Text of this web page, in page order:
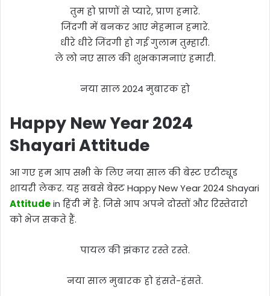
तुम हो प्राणों से प्यारे, प्राण हमारे.
जिंदगी में बनकर आए मेहमान हमारे.
धीरे धीरे जिंदगी हो गई गुलाम तुम्हारी.
ले लो नए साल की शुभकामनाएं हमारी.
नया साल 2024 मुबारक हो
Happy New Year 2024
Shayari Attitude
आ गए हम आप सभी के लिए नया साल की बेस्ट एटीट्यूड
शायरी लेकर. यह सबसे बेस्ट Happy New Year 2024 Shayari
Attitudein हिंदी में है. जिसे आप अपने दोस्तों और रिस्तेदारो
को भेज सकते हैं.
पायल की झंकार रस्ते रस्ते.
नया साल मुबारक हो हंसते-हंसते.